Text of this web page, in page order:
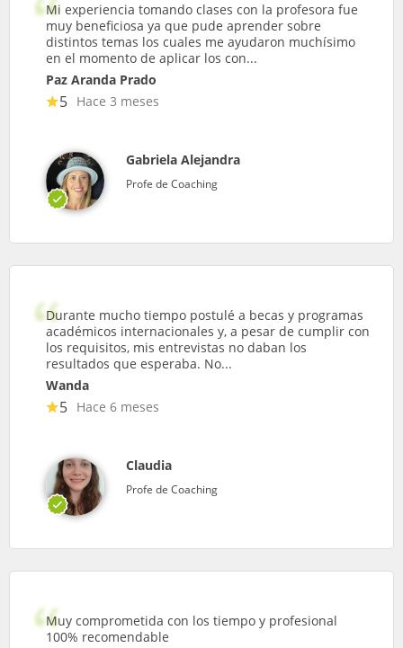
Mi experiencia tomando clases con la profesora fue
muy beneficiosa ya que pude aprender sobre
distintos temas los cuales me ayudaron muchísimo
en el momento de aplicar los con...
Paz Aranda Prado
5 Hace 3 meses
Gabriela Alejandra
Profe de Coaching
Durante mucho tiempo postulé a becas y programas
académicos internacionales y, a pesar de cumplir con
los requisitos, mis entrevistas no daban los
resultados que esperaba. No...
Wanda
5 Hace 6 meses
Claudia
Profe de Coaching
Muy comprometida con los tiempo y profesional
100% recomendable